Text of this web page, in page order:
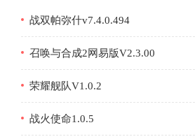
战双帕弥什v7.4.0.494
召唤与合成2网易版V2.3.00
荣耀舰队V1.0.2
战火使命1.0.5